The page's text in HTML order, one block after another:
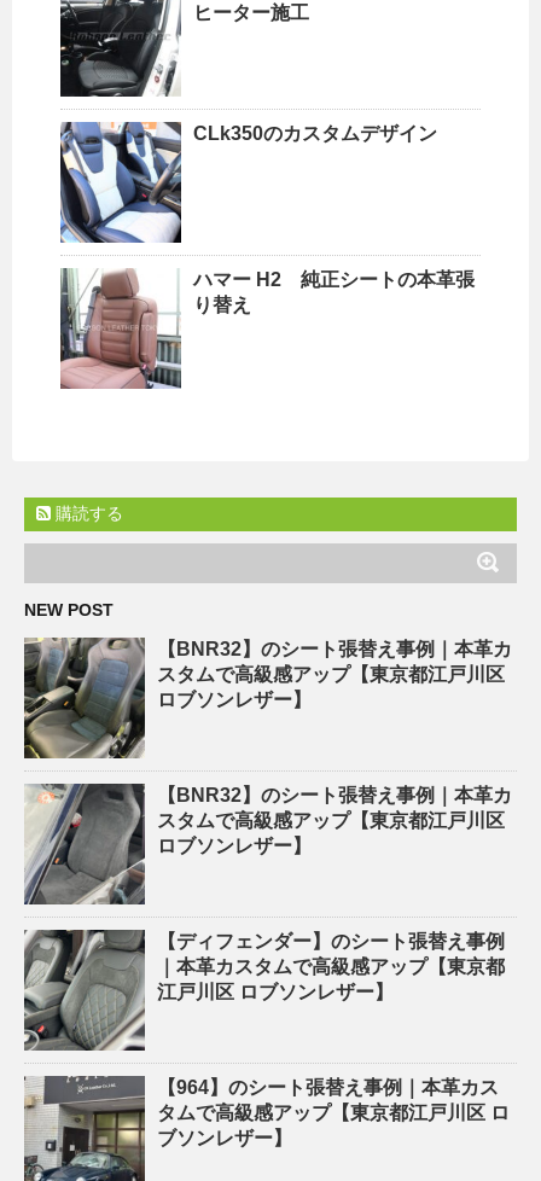
ヒーター施工
CLk350のカスタムデザイン
ハマー H2 純正シートの本革張
り替え
購読する
NEW POST
【BNR32】のシート張替え事例｜本革カ
スタムで高級感アップ【東京都江戸川区
ロブソンレザー】
【BNR32】のシート張替え事例｜本革カ
スタムで高級感アップ【東京都江戸川区
ロブソンレザー】
【ディフェンダー】のシート張替え事例
｜本革カスタムで高級感アップ【東京都
江戸川区 ロブソンレザー】
【964】のシート張替え事例｜本革カス
タムで高級感アップ【東京都江戸川区 ロ
ブソンレザー】